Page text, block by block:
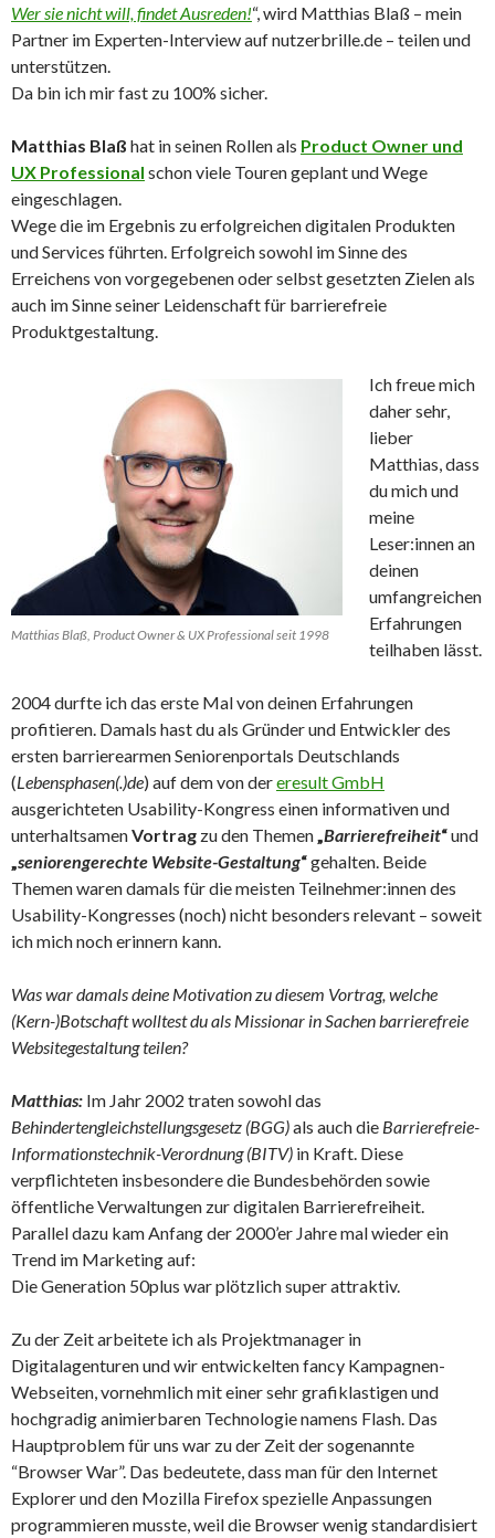
Wer sie nicht will, findet Ausreden!“, wird Matthias Blaß – mein
Partner im Experten-Interview auf nutzerbrille.de – teilen und
unterstützen.
Da bin ich mir fast zu 100% sicher.
Matthias Blaß hat in seinen Rollen als Product Owner und
UX Professional schon viele Touren geplant und Wege
eingeschlagen.
Wege die im Ergebnis zu erfolgreichen digitalen Produkten
und Services führten. Erfolgreich sowohl im Sinne des
Erreichens von vorgegebenen oder selbst gesetzten Zielen als
auch im Sinne seiner Leidenschaft für barrierefreie
Produktgestaltung.
Matthias Blaß, Product Owner & UX Professional seit 1998
Ich freue mich
daher sehr,
lieber
Matthias, dass
du mich und
meine
Leser:innen an
deinen
umfangreichen
Erfahrungen
teilhaben lässt.
2004 durfte ich das erste Mal von deinen Erfahrungen
profitieren. Damals hast du als Gründer und Entwickler des
ersten barrierearmen Seniorenportals Deutschlands
(Lebensphasen(.)de) auf dem von dereresult GmbH
ausgerichteten Usability-Kongress einen informativen und
unterhaltsamenVortrag zu den Themen„Barrierefreiheit“und
„seniorengerechte Website-Gestaltung“gehalten. Beide
Themen waren damals für die meisten Teilnehmer:innen des
Usability-Kongresses (noch) nicht besonders relevant – soweit
ich mich noch erinnern kann.
Was war damals deine Motivation zu diesem Vortrag, welche
(Kern-)Botschaft wolltest du als Missionar in Sachen barrierefreie
Websitegestaltung teilen?
Matthias: Im Jahr 2002 traten sowohl das
Behindertengleichstellungsgesetz (BGG)als auch die Barrierefreie-
Informationstechnik-Verordnung (BITV) in Kraft. Diese
verpflichteten insbesondere die Bundesbehörden sowie
öffentliche Verwaltungen zur digitalen Barrierefreiheit.
Parallel dazu kam Anfang der 2000’er Jahre mal wieder ein
Trend im Marketing auf:
Die Generation 50plus war plötzlich super attraktiv.
Zu der Zeit arbeitete ich als Projektmanager in
Digitalagenturen und wir entwickelten fancy Kampagnen-
Webseiten, vornehmlich mit einer sehr grafiklastigen und
hochgradig animierbaren Technologie namens Flash. Das
Hauptproblem für uns war zu der Zeit der sogenannte
“Browser War”. Das bedeutete, dass man für den Internet
Explorer und den Mozilla Firefox spezielle Anpassungen
programmieren musste, weil die Browser wenig standardisiert